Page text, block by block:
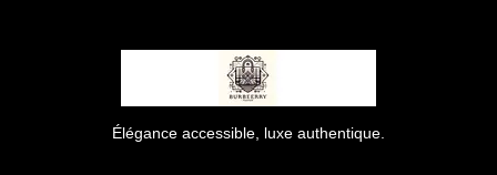
Élégance accessible, luxe authentique.